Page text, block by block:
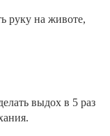
руку на животе,
выдох в 5 раз